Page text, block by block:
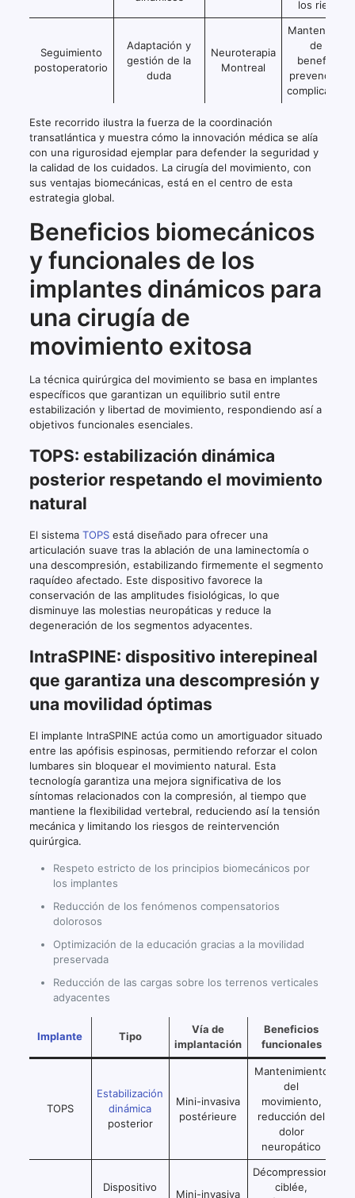
los riesgos
Seguimiento
postoperatorio
Adaptación y
gestión de la
duda
Neuroterapia
Montreal
de los
beneficios,
prevención
Este recorrido ilustra la fuerza de la coordinación
transatlántica y muestra cómo la innovación médica se alía
con una rigurosidad ejemplar para defender la seguridad y
la calidad de los cuidados. La cirugía del movimiento, con
sus ventajas biomecánicas, está en el centro de esta
estrategia global.
Beneficios biomecánicos
y funcionales de los
implantes dinámicos para
una cirugía de
movimiento exitosa
La técnica quirúrgica del movimiento se basa en implantes
específicos que garantizan un equilibrio sutil entre
estabilización y libertad de movimiento, respondiendo así a
objetivos funcionales esenciales.
TOPS: estabilización dinámica
posterior respetando el movimiento
natural
El sistema TOPSestá diseñado para ofrecer una
articulación suave tras la ablación de una laminectomía o
una descompresión, estabilizando firmemente el segmento
raquídeo afectado. Este dispositivo favorece la
conservación de las amplitudes fisiológicas, lo que
disminuye las molestias neuropáticas y reduce la
degeneración de los segmentos adyacentes.
IntraSPINE: dispositivo interepineal
que garantiza una descompresión y
una movilidad óptimas
El implante IntraSPINE actúa como un amortiguador situado
entre las apófisis espinosas, permitiendo reforzar el colon
lumbares sin bloquear el movimiento natural. Esta
tecnología garantiza una mejora significativa de los
síntomas relacionados con la compresión, al tiempo que
mantiene la flexibilidad vertebral, reduciendo así la tensión
mecánica y limitando los riesgos de reintervención
quirúrgica.
Respeto estricto de los principios biomecánicos por
los implantes
Reducción de los fenómenos compensatorios
dolorosos
Optimización de la educación gracias a la movilidad
preservada
Reducción de las cargas sobre los terrenos verticales
adyacentes
Implante Tipo
Vía de
implantación
Beneficios
funcionales
TOPS
Estabilización
dinámica
posterior
Mini-invasiva
postérieure
Mantenimiento
del
movimiento,
reducción del
dolor
neuropático
Dispositivo
Mini-invasiva
Décompression
ciblée,